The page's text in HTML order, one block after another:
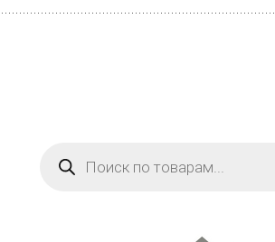
товаров